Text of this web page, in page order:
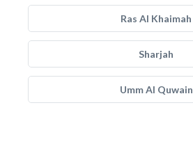
Ras Al Khaimah
Sharjah
Umm Al Quwain